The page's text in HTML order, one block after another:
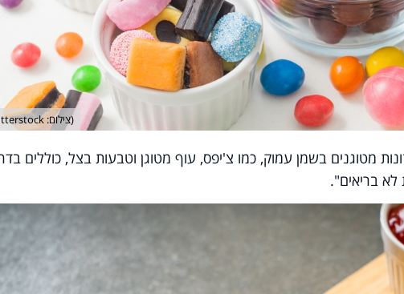
(צילום: shutterstock)
מטוגנים בשמן עמוק, כמו צ'יפס, עוף מטוגן וטבעות בצל, כוללים
לא בריאים".